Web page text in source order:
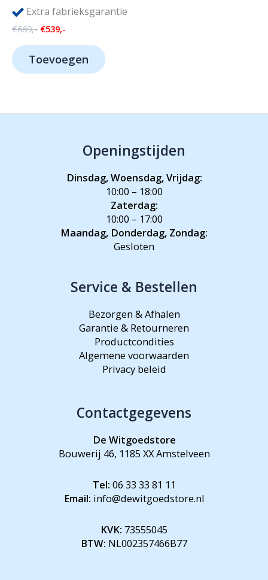
Extra fabrieksgarantie
€669,- Oorspronkelijke
€669,-.
€539,-
€539,-.
Toevoegen
Openingstijden
Dinsdag, Woensdag, Vrijdag:
10:00 – 18:00
Zaterdag:
10:00 – 17:00
Maandag, Donderdag, Zondag:
Gesloten
Service & Bestellen
Bezorgen & Afhalen
Garantie & Retourneren
Productcondities
Algemene voorwaarden
Privacy beleid
Contactgegevens
De Witgoedstore
Bouwerij 46, 1185 XX Amstelveen
Tel: 06 33 33 81 11
Email: info@dewitgoedstore.nl
KVK: 73555045
BTW: NL002357466B77